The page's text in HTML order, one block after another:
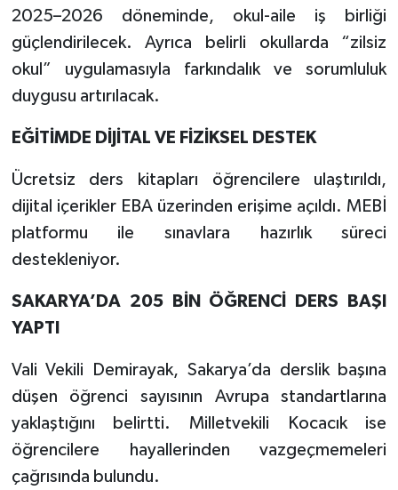
2025–2026 döneminde, okul-aile iş birliği
güçlendirilecek. Ayrıca belirli okullarda “zilsiz
okul” uygulamasıyla farkındalık ve sorumluluk
duygusu artırılacak.
EĞİTİMDE DİJİTAL VE FİZİKSEL DESTEK
Ücretsiz ders kitapları öğrencilere ulaştırıldı,
dijital içerikler EBA üzerinden erişime açıldı. MEBİ
platformu ile sınavlara hazırlık süreci
destekleniyor.
SAKARYA’DA 205 BİN ÖĞRENCİ DERS BAŞI
YAPTI
Vali Vekili Demirayak, Sakarya’da derslik başına
düşen öğrenci sayısının Avrupa standartlarına
yaklaştığını belirtti. Milletvekili Kocacık ise
öğrencilere hayallerinden vazgeçmemeleri
çağrısında bulundu.